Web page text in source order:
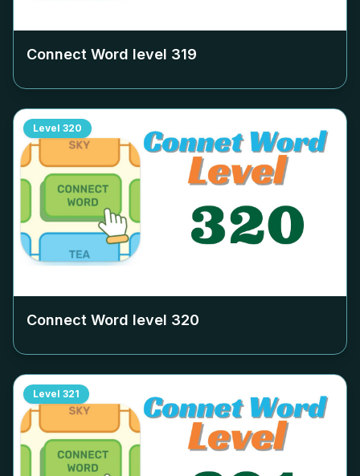
Connect Word level 319
Level 320
Connect Word level 320
Level 321